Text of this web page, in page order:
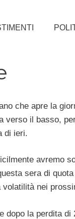
che apre la
verso il basso,
di ieri.
avremo
sera di
nei
dopo la perdita di